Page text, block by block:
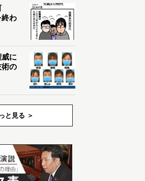
わ
に
術の
と見る